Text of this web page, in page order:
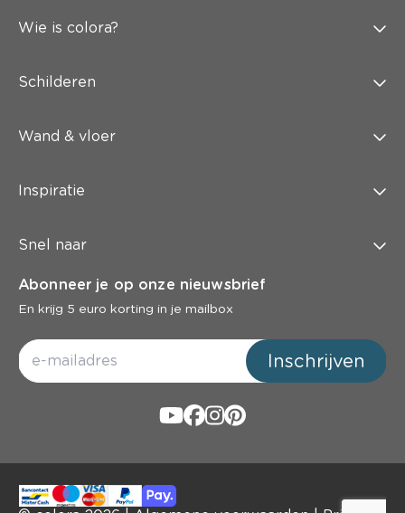
Wie is colora?
Schilderen
Wand & vloer
Inspiratie
Snel naar
Abonneer je op onze nieuwsbrief
En krijg 5 euro korting in je mailbox
Inschrijven